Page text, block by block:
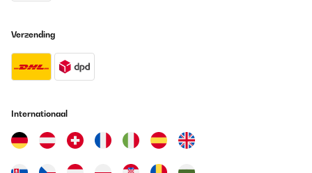
Verzending
Internationaal